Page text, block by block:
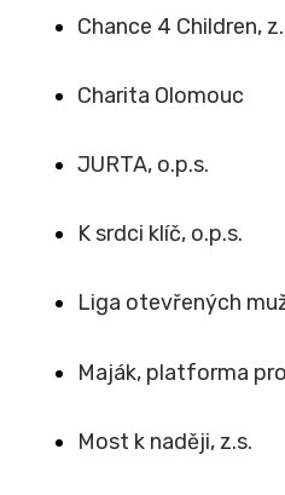
Chance 4 Children,
Charita Olomouc
JURTA, o.p.s.
K srdci klíč, o.p.s.
Liga otevřených
Maják, platforma
Most k naději, z.s.